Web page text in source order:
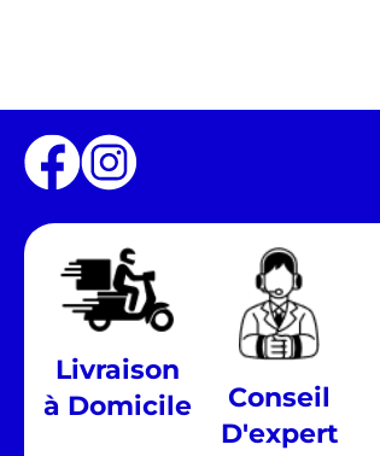
Livraison
à Domicile
Conseil
D'expert